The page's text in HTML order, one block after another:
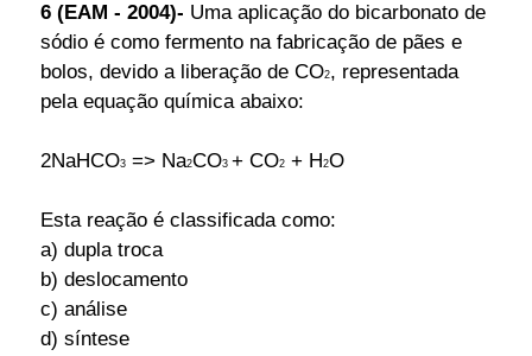
6 (EAM - 2004)- Uma aplicação do bicarbonato de
sódio é como fermento na fabricação de pães e
bolos, devido a liberação de CO2, representada
pela equação química abaixo:
2NaHCO3 => Na2CO3 + CO2 + H2O
Esta reação é classificada como:
a) dupla troca
b) deslocamento
c) análise
d) síntese